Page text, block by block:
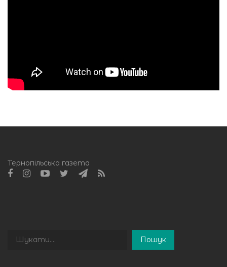
Тернопільська газета
Пошук
Пошук